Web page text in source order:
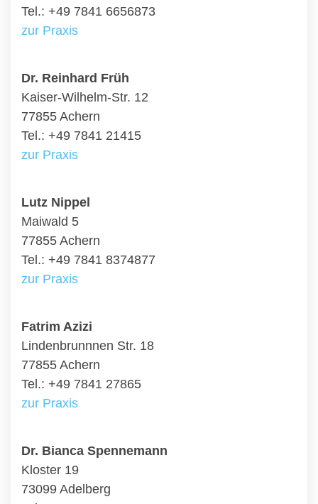
Tel.: +49 7841 6656873
zur Praxis
Dr. Reinhard Früh
Kaiser-Wilhelm-Str. 12
77855 Achern
Tel.: +49 7841 21415
zur Praxis
Lutz Nippel
Maiwald 5
77855 Achern
Tel.: +49 7841 8374877
zur Praxis
Fatrim Azizi
Lindenbrunnnen Str. 18
77855 Achern
Tel.: +49 7841 27865
zur Praxis
Dr. Bianca Spennemann
Kloster 19
73099 Adelberg